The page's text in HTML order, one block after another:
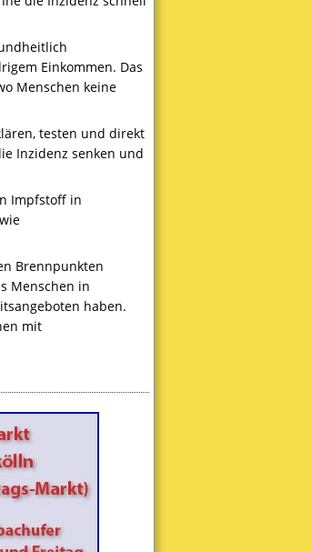
Einkommen. Das
Menschen keine
testen und direkt
Inzidenz senken und
Impfstoff in
Brennpunkten
Menschen in
haben.
mit